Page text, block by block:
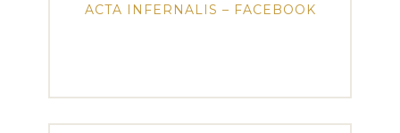
ACTA INFERNALIS – FACEBOOK